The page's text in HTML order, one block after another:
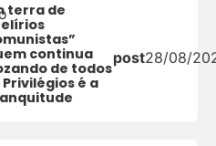
terra de
continua
de todos
Privilégios é a
post28/08/